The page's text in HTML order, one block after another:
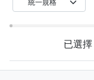
已選擇